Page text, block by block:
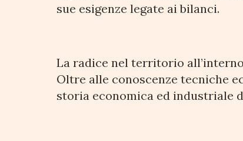
sue esigenze legate ai bilanci.
La radice nel territorio
Oltre alle conoscenze tecniche
storia economica ed industriale